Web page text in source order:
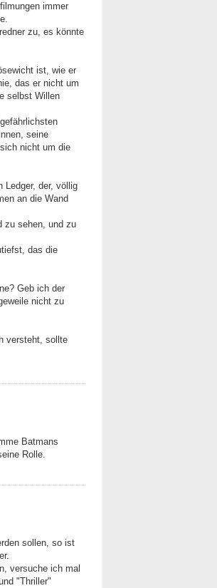
immer
zu, es könnte
ist, wie er
das er nicht um
selbst Willen
seine
nicht um die
Ledger, der, völlig
an die Wand
zu sehen, und zu
das die
Geb ich der
nicht zu
versteht, sollte
Batmans
Rolle.
sollen, so ist
versuche ich mal
"Thriller"